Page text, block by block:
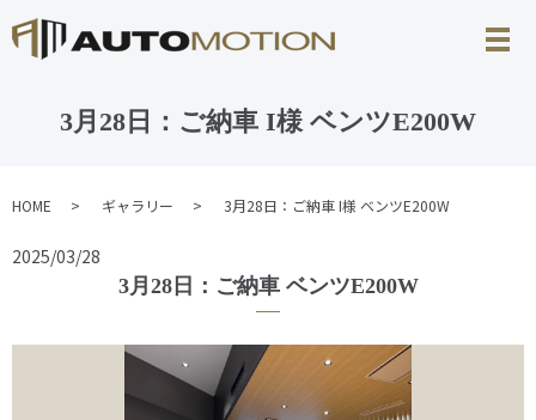
3月28日：ご納車 I様 ベンツE200W
HOME ギャラリー 3月28日：ご納車 I様 ベンツE200W
2025/03/28
3月28日：ご納車 ベンツE200W